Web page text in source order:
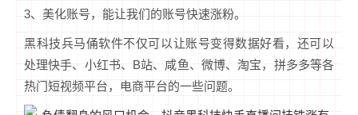
3、美化账号，能让我们的账号快速涨粉。
黑科技兵马俑软件不仅可以让账号变得数据好看，还可以
处理快手、小红书、B站、咸鱼、微博、淘宝，拼多多等各
热门短视频平台，电商平台的一些问题。